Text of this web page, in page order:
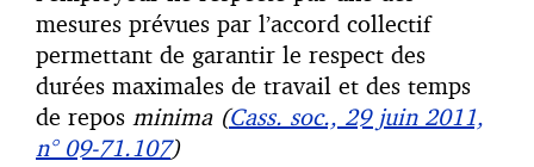
mesures prévues par l’accord collectif
permettant de garantir le respect des
durées maximales de travail et des temps
de repos minima (Cass. soc., 29 juin 2011,
n° 09-71.107)